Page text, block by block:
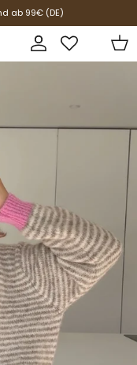
ab 99€ (DE)
Konto